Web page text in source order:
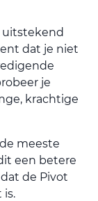
uitstekend
dat je niet
je
krachtige
meeste
een betere
de Pivot
is.